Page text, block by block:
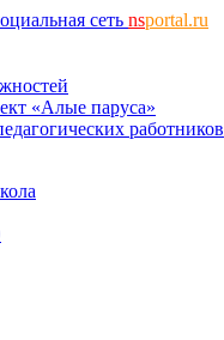
сеть nsportal.ru
«Алые паруса»
работников